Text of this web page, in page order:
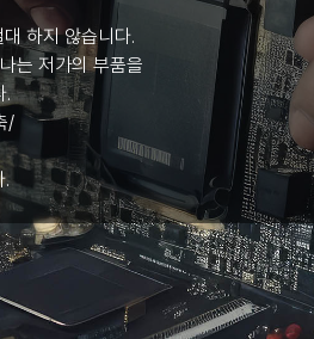
하지 않습니다.
는 저가의 부품을
.
/
.